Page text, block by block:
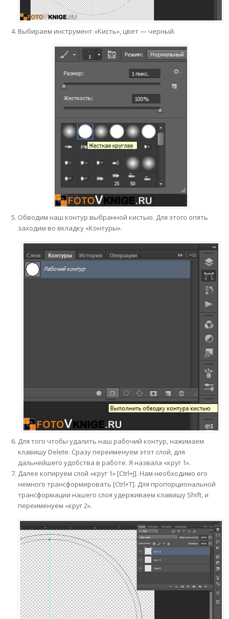
Выбираем инструмент «Кисть», цвет — черный.
Обводим наш контур выбранной кистью. Для этого опять
заходим во вкладку «Контуры».
Для того чтобы удалить наш рабочий контур, нажимаем
клавишу Delete. Сразу переименуем этот слой, для
дальнейшего удобства в работе. Я назвала «круг 1».
Далее копируем слой «круг 1» [Ctrl+J]. Нам необходимо его
немного трансформировать [Ctrl+T]. Для пропорциональной
трансформации нашего слоя удерживаем клавишу Shift, и
переименуем «круг 2».